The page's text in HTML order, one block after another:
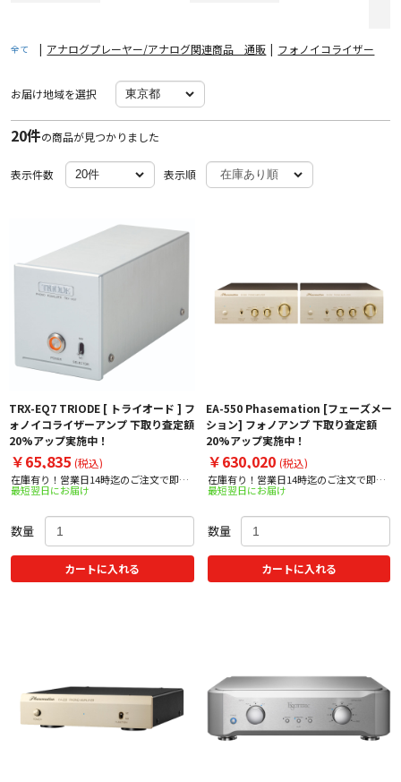
全て | アナログプレーヤー/アナログ関連商品 通販 | フォノイコライザー
お届け地域を選択
20件の商品が見つかりました
表示件数 表示順
TRX-EQ7 TRIODE [ トライオード ] フ
ォノイコライザーアンプ 下取り査定額
20%アップ実施中！
￥65,835 (税込)
在庫有り！営業日14時迄のご注文で即日
出荷！
最短翌日にお届け
数量
カートに入れる
EA-550 Phasemation [フェーズメー
ション] フォノアンプ 下取り査定額
20%アップ実施中！
￥630,020 (税込)
在庫有り！営業日14時迄のご注文で即日
出荷！
最短翌日にお届け
数量
カートに入れる